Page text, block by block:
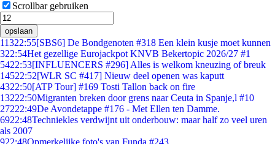
Scrollbar gebruiken
opslaan
11322:55[SBS6] De Bondgenoten #318 Een klein kusje moet kunnen
322:54Het gezellige Eurojackpot KNVB Bekertopic 2026/27 #1
5422:53[INFLUENCERS #296] Alles is welkom kneuzing of breuk
14522:52[WLR SC #417] Nieuw deel openen was kaputt
4322:50[ATP Tour] #169 Tosti Tallon back on fire
13222:50Migranten breken door grens naar Ceuta in Spanje,l #10
27222:49De Avondetappe #176 - Met Ellen ten Damme.
6922:48Techniekles verdwijnt uit onderbouw: maar half zo veel uren
als 2007
922:48Opmerkelijke foto's van Funda #243